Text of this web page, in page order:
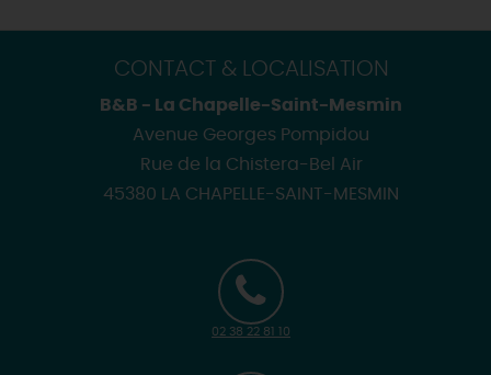
CONTACT & LOCALISATION
B&B - La Chapelle-Saint-Mesmin
Avenue Georges Pompidou
Rue de la Chistera-Bel Air
45380 LA CHAPELLE-SAINT-MESMIN
02 38 22 81 10